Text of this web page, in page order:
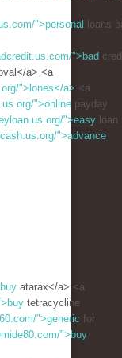
">personal
loans
">bad
a> <a
">lones</a> <a
">online payday
">easy loan
">advance
atarax</a> <a
tetracycline
">generic for
">buy